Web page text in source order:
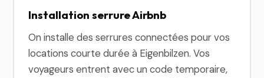
Installation serrure Airbnb
On installe des serrures connectées pour vos
locations courte durée à Eigenbilzen. Vos
voyageurs entrent avec un code temporaire,